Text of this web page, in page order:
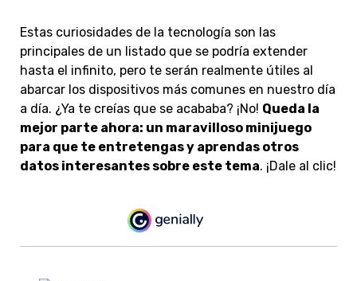
Estas curiosidades de la tecnología son las
principales de un listado que se podría extender
hasta el infinito, pero te serán realmente útiles al
abarcar los dispositivos más comunes en nuestro día
a día. ¿Ya te creías que se acababa? ¡No! Queda la
mejor parte ahora: un maravilloso minijuego
para que te entretengas y aprendas otros
datos interesantes sobre este tema. ¡Dale al clic!